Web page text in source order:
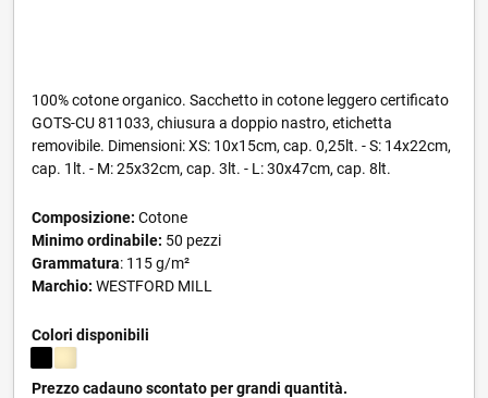
100% cotone organico. Sacchetto in cotone leggero certificato
GOTS-CU 811033, chiusura a doppio nastro, etichetta
removibile. Dimensioni: XS: 10x15cm, cap. 0,25lt. - S: 14x22cm,
cap. 1lt. - M: 25x32cm, cap. 3lt. - L: 30x47cm, cap. 8lt.
Composizione: Cotone
Minimo ordinabile: 50 pezzi
Grammatura: 115 g/m²
Marchio: WESTFORD MILL
Colori disponibili
Prezzo cadauno scontato per grandi quantità.